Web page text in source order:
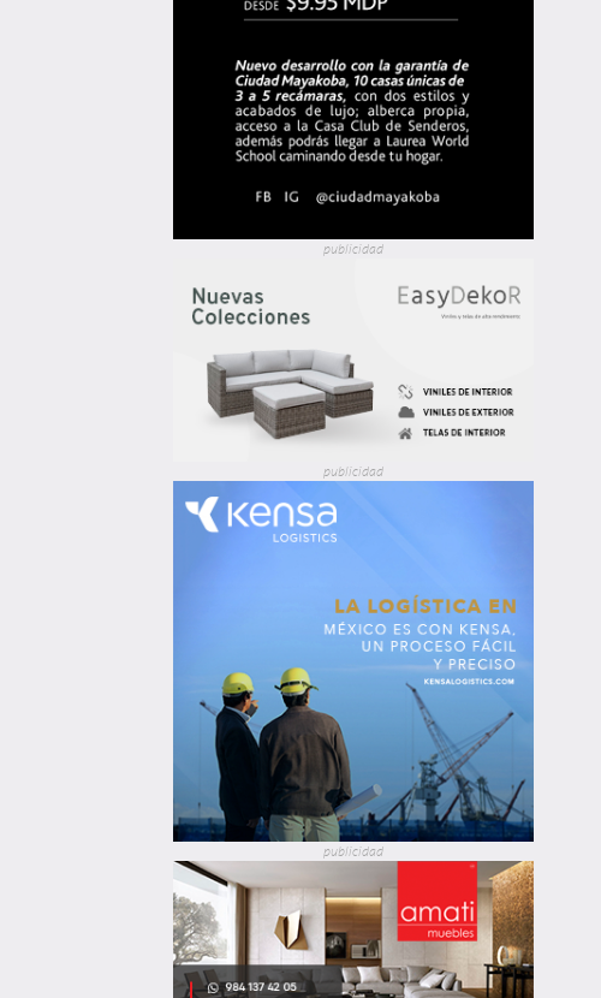
publicidad
publicidad
publicidad